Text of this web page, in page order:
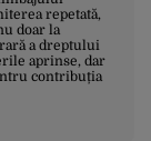
repetată,
doar la
a dreptului
aprinse, dar
contribuția